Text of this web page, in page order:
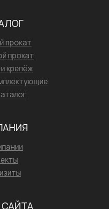
прокат
прокат
крепёж